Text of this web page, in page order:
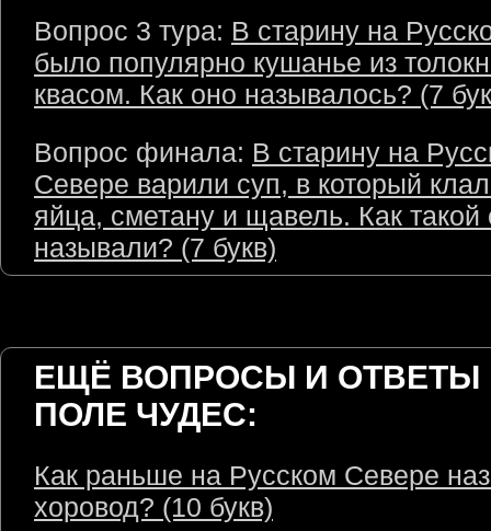
Вопрос 3 тура: В старину на
было популярно кушанье из
квасом. Как оно называлось? (7
Вопрос финала: В старину на
Севере варили суп, в который
яйца, сметану и щавель. Как такой
называли? (7 букв)
ЕЩЁ ВОПРОСЫ И ОТВЕТЫ
ПОЛЕ ЧУДЕС:
Как раньше на Русском Севере
хоровод? (10 букв)